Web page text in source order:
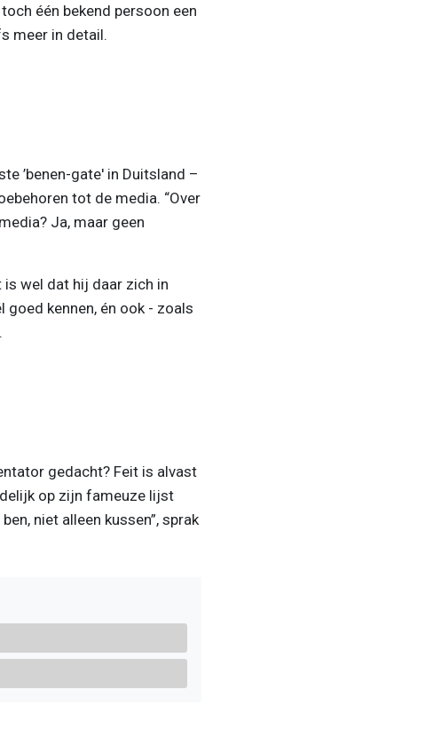
één bekend persoon een
meer in detail.
’benen-gate' in Duitsland –
tot de media. “Over
Ja, maar geen
wel dat hij daar zich in
goed kennen, én ook - zoals
gedacht? Feit is alvast
op zijn fameuze lijst
niet alleen kussen”, sprak